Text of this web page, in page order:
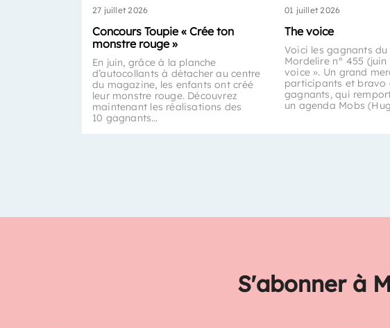
27 juillet 2026
Concours Toupie « Crée ton
monstre rouge »
En juin, grâce à la planche
d’autocollants à détacher au centre
du magazine, les enfants ont créé
leur monstre rouge. Découvrez
maintenant les réalisations des
10 gagnants…
01 juillet 2026
The voice
Voici les gagnants
Mordelire n° 455 (juin
voice ». Un grand
participants et bravo
gagnants, qui
un agenda Mobs
S'abonner à